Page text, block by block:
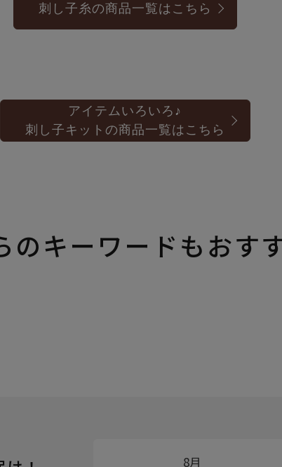
刺し子糸の商品一覧はこちら
アイテムいろいろ♪
刺し子キットの商品一覧はこちら
のキーワードもおす
8月